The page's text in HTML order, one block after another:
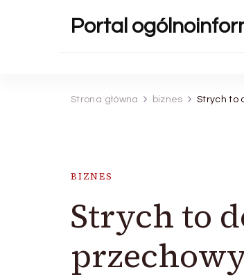
Portal
Strona główna biznes Strych to
BIZNES
Strych to